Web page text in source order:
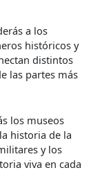
a los
históricos y
distintos
las partes más
los museos
historia de la
y los
viva en cada